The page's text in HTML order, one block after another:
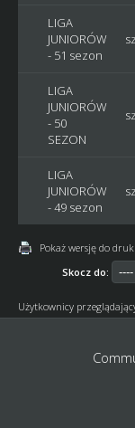
LIGA
JUNIORÓW
- 51 sezon
LIGA
JUNIORÓW
- 50
SEZON
LIGA
JUNIORÓW
- 49 sezon
Pokaż wersję do
Skocz do:
Użytkownicy